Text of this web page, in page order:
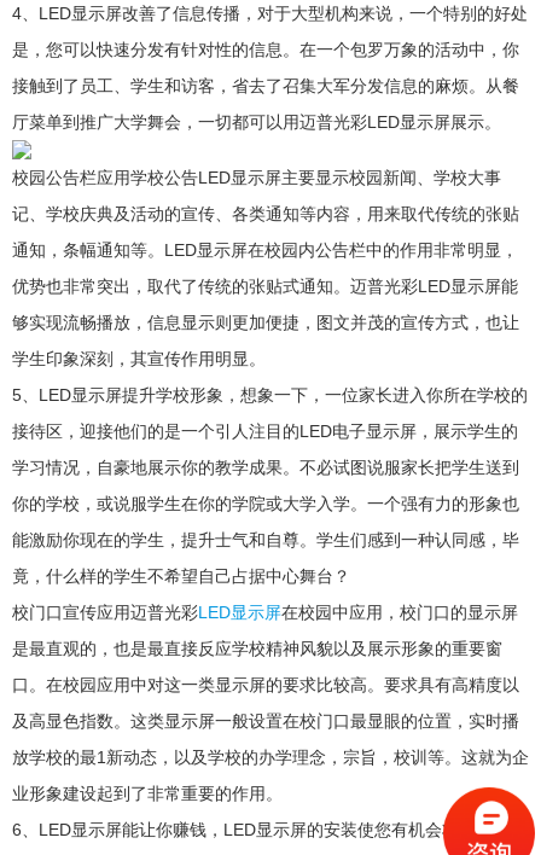
4、LED显示屏改善了信息传播，对于大型机构来说，一个特别的好处
是，您可以快速分发有针对性的信息。在一个包罗万象的活动中，你
接触到了员工、学生和访客，省去了召集大军分发信息的麻烦。从餐
厅菜单到推广大学舞会，一切都可以用迈普光彩LED显示屏展示。
校园公告栏应用学校公告LED显示屏主要显示校园新闻、学校大事
记、学校庆典及活动的宣传、各类通知等内容，用来取代传统的张贴
通知，条幅通知等。LED显示屏在校园内公告栏中的作用非常明显，
优势也非常突出，取代了传统的张贴式通知。迈普光彩LED显示屏能
够实现流畅播放，信息显示则更加便捷，图文并茂的宣传方式，也让
学生印象深刻，其宣传作用明显。
5、LED显示屏提升学校形象，想象一下，一位家长进入你所在学校的
接待区，迎接他们的是一个引人注目的LED电子显示屏，展示学生的
学习情况，自豪地展示你的教学成果。不必试图说服家长把学生送到
你的学校，或说服学生在你的学院或大学入学。一个强有力的形象也
能激励你现在的学生，提升士气和自尊。学生们感到一种认同感，毕
竟，什么样的学生不希望自己占据中心舞台？
校门口宣传应用迈普光彩LED显示屏在校园中应用，校门口的显示屏
是最直观的，也是最直接反应学校精神风貌以及展示形象的重要窗
口。在校园应用中对这一类显示屏的要求比较高。要求具有高精度以
及高显色指数。这类显示屏一般设置在校门口最显眼的位置，实时播
放学校的最1新动态，以及学校的办学理念，宗旨，校训等。这就为企
业形象建设起到了非常重要的作用。
6、LED显示屏能让你赚钱，LED显示屏的安装使您有机会将迈普光彩